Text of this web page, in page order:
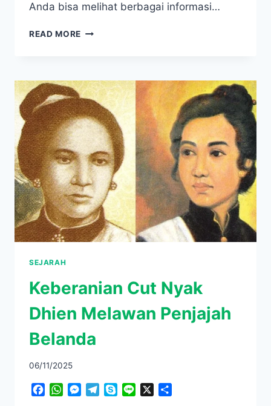
Anda bisa melihat berbagai informasi…
READ MORE LEGENDA
RORO
ANTENG
DAN
JOKO
SEGER
SEJARAH
Keberanian Cut Nyak
Dhien Melawan Penjajah
Belanda
06/11/2025
Facebook
WhatsApp
Messenger
TelegramSkypeLine